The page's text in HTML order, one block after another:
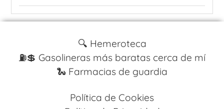
🔍 Hemeroteca
⛽️💲 Gasolineras más baratas cerca de mí
🐍 Farmacias de guardia
Política de Cookies